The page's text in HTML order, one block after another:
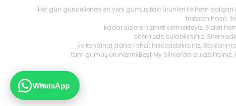
Her gün güncellenen en yeni gümüş takı ürünleri ile hem
trabzon hasır,
kadar sizlere hizmet vermekteyiz. Sizleri
sitemizde bulabilirsiniz.
ve kendinizi daha rahat hissedebilirsiniz.
tüm gümüş ürünlerini Best My Silrver'da
WhatsApp